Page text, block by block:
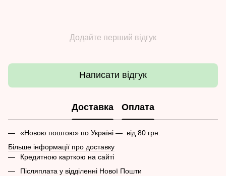
Додайте перший відгук
Написати відгук
Доставка Оплата
«Новою поштою» по Україні — від 80 грн.
Більше інформації про доставку
Кредитною карткою на сайті
Післяплата у відділенні Нової Пошти